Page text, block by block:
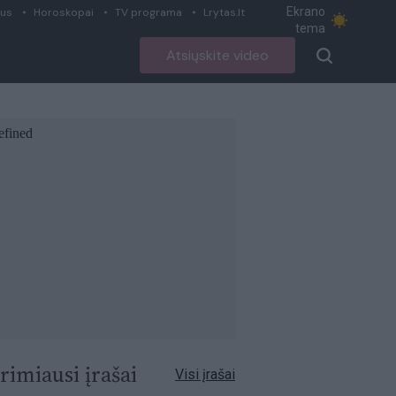
Horoskopai TV programa Lrytas.lt
Ekrano
tema
Atsiųskite video
įrašai Visi įrašai